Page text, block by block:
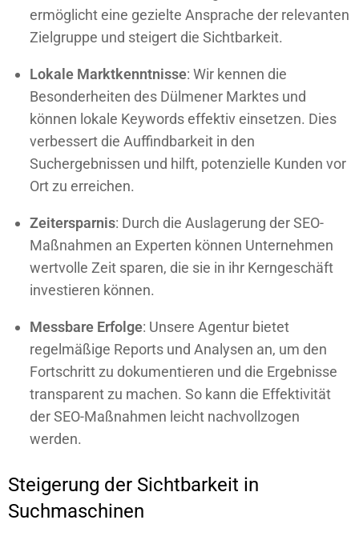
ermöglicht eine gezielte Ansprache der relevanten
Zielgruppe und steigert die Sichtbarkeit.
Lokale Marktkenntnisse: Wir kennen die
Besonderheiten des Dülmener Marktes und
können lokale Keywords effektiv einsetzen. Dies
verbessert die Auffindbarkeit in den
Suchergebnissen und hilft, potenzielle Kunden vor
Ort zu erreichen.
Zeitersparnis: Durch die Auslagerung der SEO-
Maßnahmen an Experten können Unternehmen
wertvolle Zeit sparen, die sie in ihr Kerngeschäft
investieren können.
Messbare Erfolge: Unsere Agentur bietet
regelmäßige Reports und Analysen an, um den
Fortschritt zu dokumentieren und die Ergebnisse
transparent zu machen. So kann die Effektivität
der SEO-Maßnahmen leicht nachvollzogen
werden.
Steigerung der Sichtbarkeit in
Suchmaschinen